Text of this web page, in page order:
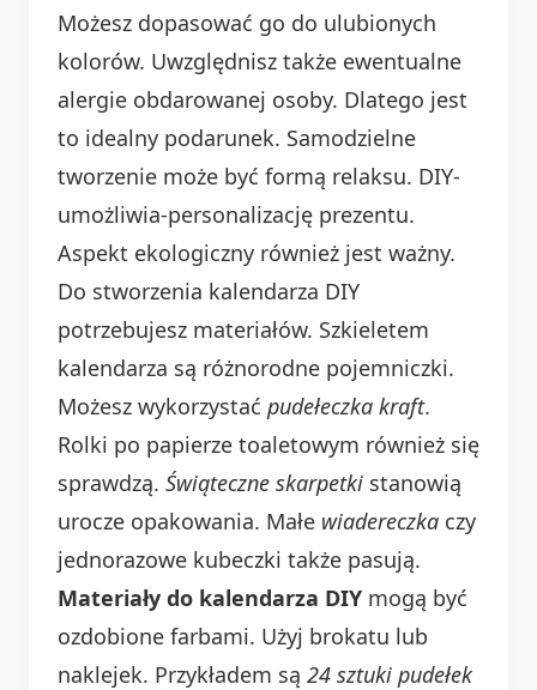
Możesz dopasować go do ulubionych
kolorów. Uwzględnisz także ewentualne
alergie obdarowanej osoby. Dlatego jest
to idealny podarunek. Samodzielne
tworzenie może być formą relaksu. DIY-
umożliwia-personalizację prezentu.
Aspekt ekologiczny również jest ważny.
Do stworzenia kalendarza DIY
potrzebujesz materiałów. Szkieletem
kalendarza są różnorodne pojemniczki.
Możesz wykorzystać pudełeczka kraft.
Rolki po papierze toaletowym również się
sprawdzą. Świąteczne skarpetki stanowią
urocze opakowania. Małe wiadereczka czy
jednorazowe kubeczki także pasują.
Materiały do kalendarza DIY mogą być
ozdobione farbami. Użyj brokatu lub
naklejek. Przykładem są 24 sztuki pudełek